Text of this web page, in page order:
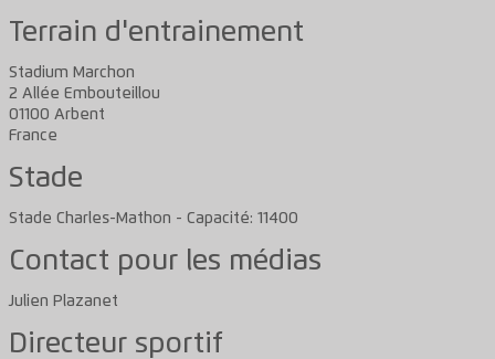
Terrain d'entrainement
Stadium Marchon
2 Allée Embouteillou
01100 Arbent
France
Stade
Stade Charles-Mathon - Capacité: 11400
Contact pour les médias
Julien Plazanet
Directeur sportif